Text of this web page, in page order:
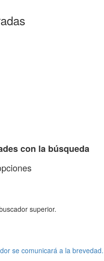
con la búsqueda
superior.
se comunicará a la brevedad.